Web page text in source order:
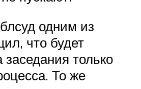
одним из
что будет
заседания только
То же